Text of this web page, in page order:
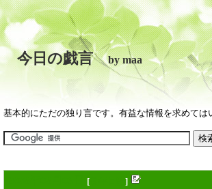
今日の戯言by maa
基本的にただの独り言です。有益な情報を求めては
[ ]